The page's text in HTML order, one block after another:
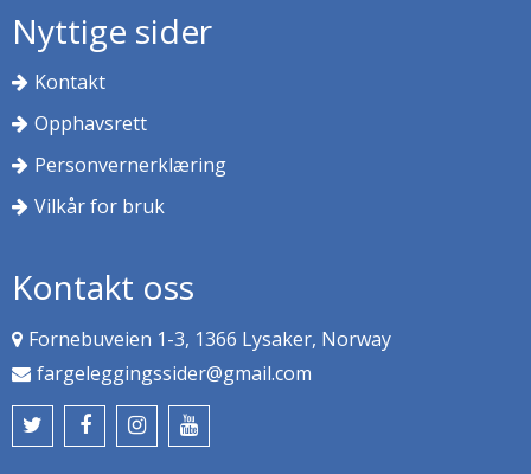
Nyttige sider
Kontakt
Opphavsrett
Personvernerklæring
Vilkår for bruk
Kontakt oss
Fornebuveien 1-3, 1366 Lysaker, Norway
fargeleggingssider@gmail.com